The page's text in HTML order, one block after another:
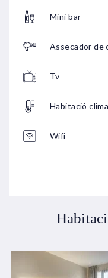
Mini bar
Assecador de
Tv
Habitació
Wifi